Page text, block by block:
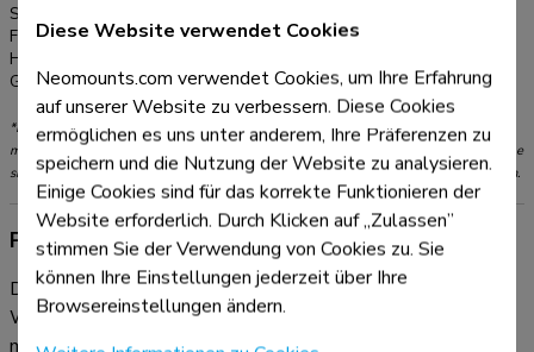
Serie:
Farbe:
Schwarz
Hauptmaterial:
Garantie:
5 Jahre
*Bitte beachten: Die angegebenen Zollgrößen sind nur ein Anhaltspunkt, kombiniert
mit dem Gewicht und den VESA-Größen. Das maximale Gewicht und die VESA-Größe
sind absolute Beschränkungen für die Produkte und sollten nicht überschritten werden.
Produktinformationen
Die Neomounts WL35-550BL12 LEVEL ist eine neigbare
Wandhalterung für Flachbildschirme bis 65" und einer
maximalen Belastbarkeit von 40 kg. Die vielseitige
Diese Website verwendet Cookies
Neomounts.com verwendet Cookies, um Ihre Erfahrung
auf unserer Website zu verbessern. Diese Cookies
ermöglichen es uns unter anderem, Ihre Präferenzen zu
speichern und die Nutzung der Website zu analysieren.
Einige Cookies sind für das korrekte Funktionieren der
Website erforderlich. Durch Klicken auf „Zulassen”
stimmen Sie der Verwendung von Cookies zu. Sie
können Ihre Einstellungen jederzeit über Ihre
Browsereinstellungen ändern.